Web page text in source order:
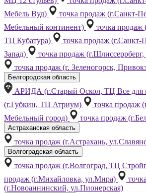
Мебель Вуд)
точка продаж (г.Санкт-
Мебельный континент)
точка продаж
ТЦ Кубатура)
точка продаж
Запад)
точка продаж
точка продаж (г. Зеленогорск,
Белгородская область
АРИДА (г.Старый Оскол, ТЦ Все для
(г.Губкин, ТЦ Атриум)
точка продаж
Мебельный город)
точка продаж
Астраханская область
точка продаж (г.Астрахань,
Волгоградская область
точка продаж (г.Волгоград, ТЦ
продаж (г.Михайловка, ул.Мира)
(г.Новоаннинский, ул.Пионерская)